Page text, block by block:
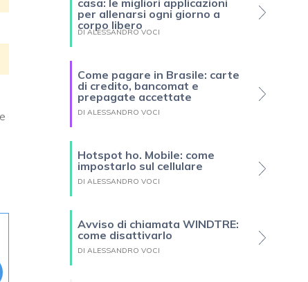
casa: le migliori applicazioni
per allenarsi ogni giorno a
corpo libero
DI ALESSANDRO VOCI
Come pagare in Brasile: carte
di credito, bancomat e
prepagate accettate
DI ALESSANDRO VOCI
Hotspot ho. Mobile: come
impostarlo sul cellulare
DI ALESSANDRO VOCI
Avviso di chiamata WINDTRE:
come disattivarlo
DI ALESSANDRO VOCI